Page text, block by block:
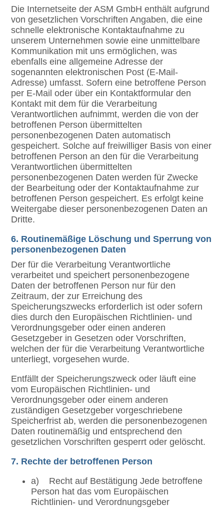
Die Internetseite der ASM GmbH enthält aufgrund
von gesetzlichen Vorschriften Angaben, die eine
schnelle elektronische Kontaktaufnahme zu
unserem Unternehmen sowie eine unmittelbare
Kommunikation mit uns ermöglichen, was
ebenfalls eine allgemeine Adresse der
sogenannten elektronischen Post (E-Mail-
Adresse) umfasst. Sofern eine betroffene Person
per E-Mail oder über ein Kontaktformular den
Kontakt mit dem für die Verarbeitung
Verantwortlichen aufnimmt, werden die von der
betroffenen Person übermittelten
personenbezogenen Daten automatisch
gespeichert. Solche auf freiwilliger Basis von einer
betroffenen Person an den für die Verarbeitung
Verantwortlichen übermittelten
personenbezogenen Daten werden für Zwecke
der Bearbeitung oder der Kontaktaufnahme zur
betroffenen Person gespeichert. Es erfolgt keine
Weitergabe dieser personenbezogenen Daten an
Dritte.
6. Routinemäßige Löschung und Sperrung von
personenbezogenen Daten
Der für die Verarbeitung Verantwortliche
verarbeitet und speichert personenbezogene
Daten der betroffenen Person nur für den
Zeitraum, der zur Erreichung des
Speicherungszwecks erforderlich ist oder sofern
dies durch den Europäischen Richtlinien- und
Verordnungsgeber oder einen anderen
Gesetzgeber in Gesetzen oder Vorschriften,
welchen der für die Verarbeitung Verantwortliche
unterliegt, vorgesehen wurde.
Entfällt der Speicherungszweck oder läuft eine
vom Europäischen Richtlinien- und
Verordnungsgeber oder einem anderen
zuständigen Gesetzgeber vorgeschriebene
Speicherfrist ab, werden die personenbezogenen
Daten routinemäßig und entsprechend den
gesetzlichen Vorschriften gesperrt oder gelöscht.
7. Rechte der betroffenen Person
a) Recht auf Bestätigung Jede betroffene
Person hat das vom Europäischen
Richtlinien- und Verordnungsgeber